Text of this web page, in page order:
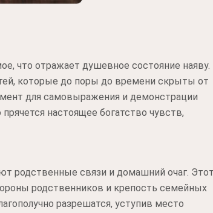
что отражает душевное состояние наяву.
которые до поры до времени скрыты от
для самовыражения и демонстрации
настоящее богатство чувств,
родственные связи и домашний очаг. Этот
родственников и крепость семейных
разрешатся, уступив место